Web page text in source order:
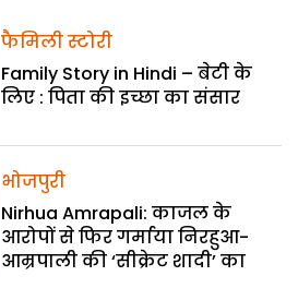
फैमिली स्टोरी
Family Story in Hindi – बेटी के
लिए : पिता की इच्छा का संसार
भोजपुरी
Nirhua Amrapali: काजल के
आरोपों से फिर गर्माया निरहुआ-
आम्रपाली की ‘सीक्रेट शादी’ का